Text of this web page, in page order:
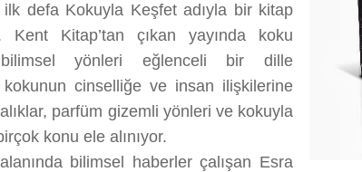
ilk defa Kokuyla Keşfet adıyla bir kitap
Kent Kitap’tan çıkan yayında koku
bilimsel yönleri eğlenceli bir dille
kokunun cinselliğe ve insan ilişkilerine
parfüm gizemli yönleri ve kokuyla
konu ele alınıyor.
bilimsel haberler çalışan Esra